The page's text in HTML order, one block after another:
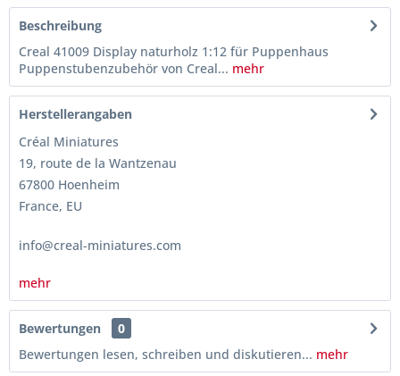
Beschreibung
Creal 41009 Display naturholz 1:12 für Puppenhaus
Puppenstubenzubehör von Creal... mehr
Herstellerangaben
Créal Miniatures
19, route de la Wantzenau
67800 Hoenheim
France, EU
info@creal-miniatures.com
mehr
Bewertungen
0
Bewertungen lesen, schreiben und diskutieren... mehr